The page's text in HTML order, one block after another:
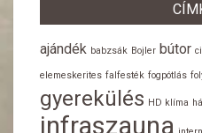
ajándék babzsák Bojler bútor
elemeskerites falfesték fogpótlás
gyerekülés HD klíma
infraszauna